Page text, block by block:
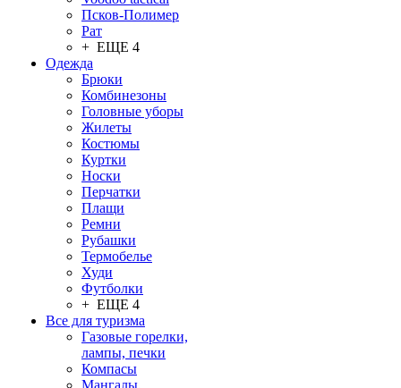
Псков-Полимер
Рат
+ ЕЩЕ 4
Одежда
Брюки
Комбинезоны
Головные уборы
Жилеты
Костюмы
Куртки
Носки
Перчатки
Плащи
Ремни
Рубашки
Термобелье
Худи
Футболки
+ ЕЩЕ 4
Все для туризма
Газовые горелки,
лампы, печки
Компасы
Мангалы,